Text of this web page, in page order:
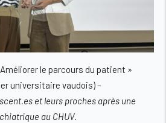
le parcours du patient »
universitaire vaudois)–
et leurs proches après une
au CHUV.